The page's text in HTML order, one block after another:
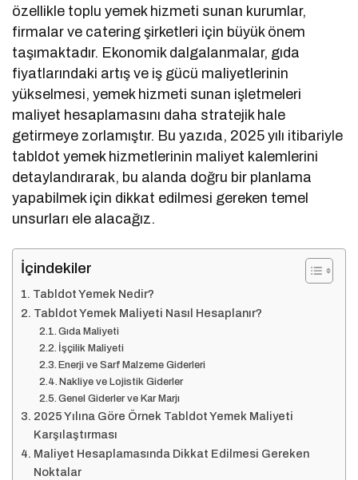
özellikle toplu yemek hizmeti sunan kurumlar,
firmalar ve catering şirketleri için büyük önem
taşımaktadır. Ekonomik dalgalanmalar, gıda
fiyatlarındaki artış ve iş gücü maliyetlerinin
yükselmesi, yemek hizmeti sunan işletmeleri
maliyet hesaplamasını daha stratejik hale
getirmeye zorlamıştır. Bu yazıda, 2025 yılı itibariyle
tabldot yemek hizmetlerinin maliyet kalemlerini
detaylandırarak, bu alanda doğru bir planlama
yapabilmek için dikkat edilmesi gereken temel
unsurları ele alacağız.
İçindekiler
Tabldot Yemek Nedir?
Tabldot Yemek Maliyeti Nasıl Hesaplanır?
Gıda Maliyeti
İşçilik Maliyeti
Enerji ve Sarf Malzeme Giderleri
Nakliye ve Lojistik Giderler
Genel Giderler ve Kar Marjı
2025 Yılına Göre Örnek Tabldot Yemek Maliyeti
Karşılaştırması
Maliyet Hesaplamasında Dikkat Edilmesi Gereken
Noktalar